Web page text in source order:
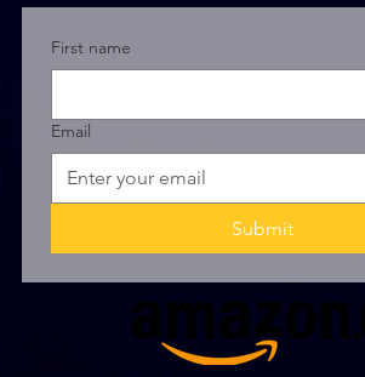
First name
Email
Submit